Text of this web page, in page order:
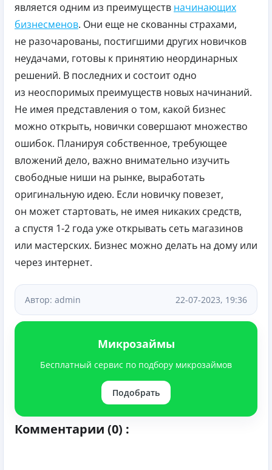
является одним из преимуществ начинающих
бизнесменов. Они еще не скованны страхами,
не разочарованы, постигшими других новичков
неудачами, готовы к принятию неординарных
решений. В последних и состоит одно
из неоспоримых преимуществ новых начинаний.
Не имея представления о том, какой бизнес
можно открыть, новички совершают множество
ошибок. Планируя собственное, требующее
вложений дело, важно внимательно изучить
свободные ниши на рынке, выработать
оригинальную идею. Если новичку повезет,
он может стартовать, не имея никаких средств,
а спустя 1-2 года уже открывать сеть магазинов
или мастерских. Бизнес можно делать на дому или
через интернет.
Автор: admin 22-07-2023, 19:36
Микрозаймы
Бесплатный сервис по подбору микрозаймов
Подобрать
Комментарии (0) :